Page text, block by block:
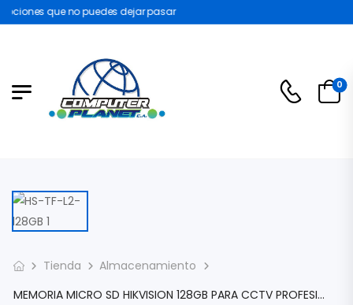
que no puedes dejar pasar
0
Tienda
Almacenamiento
MEMORIA MICRO SD HIKVISION 128GB PARA CCTV PROFESIONAL 24/7 CLASS 10 HS-TF-L2-128GB